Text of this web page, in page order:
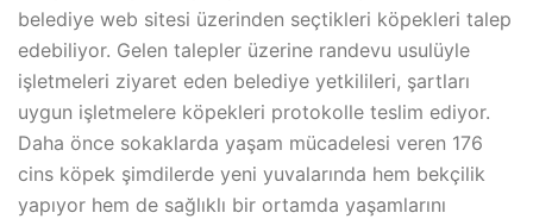
belediye web sitesi üzerinden seçtikleri köpekleri talep
edebiliyor. Gelen talepler üzerine randevu usulüyle
işletmeleri ziyaret eden belediye yetkilileri, şartları
uygun işletmelere köpekleri protokolle teslim ediyor.
Daha önce sokaklarda yaşam mücadelesi veren 176
cins köpek şimdilerde yeni yuvalarında hem bekçilik
yapıyor hem de sağlıklı bir ortamda yaşamlarını